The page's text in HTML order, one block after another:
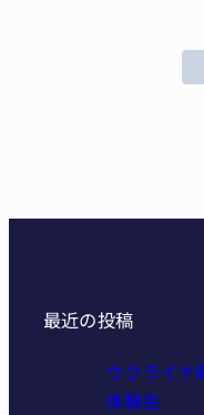
最近の投稿
ウクライ
体験会